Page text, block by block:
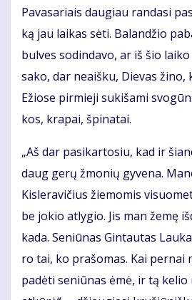
Pa­va­sa­riais dau­giau ran­da­si
ką jau lai­kas sė­ti. Ba­lan­džio
bul­ves so­din­da­vo, ar iš šio
sa­ko, dar ne­aiš­ku, Die­vas ži­no,
Ežio­se pir­mie­ji su­ki­ša­mi
kos, kra­pai, špi­na­tai.
„Aš dar pa­si­kar­to­siu, kad ir
daug ge­rų žmo­nių gy­ve­na.
Kis­le­ra­vi­čius žie­mo­mis
be jo­kio at­ly­gio. Jis man že­mę
ka­da. Se­niū­nas Gin­tau­tas
ro tai, ko pra­šo­mas. Kai per­nai
pa­dė­ti se­niū­nas ėmė, ir tą